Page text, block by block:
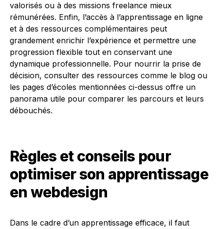
valorisés ou à des missions freelance mieux
rémunérées. Enfin, l’accès à l’apprentissage en ligne
et à des ressources complémentaires peut
grandement enrichir l’expérience et permettre une
progression flexible tout en conservant une
dynamique professionnelle. Pour nourrir la prise de
décision, consulter des ressources comme le blog ou
les pages d’écoles mentionnées ci-dessus offre un
panorama utile pour comparer les parcours et leurs
débouchés.
Règles et conseils pour
optimiser son apprentissage
en webdesign
Dans le cadre d’un apprentissage efficace, il faut